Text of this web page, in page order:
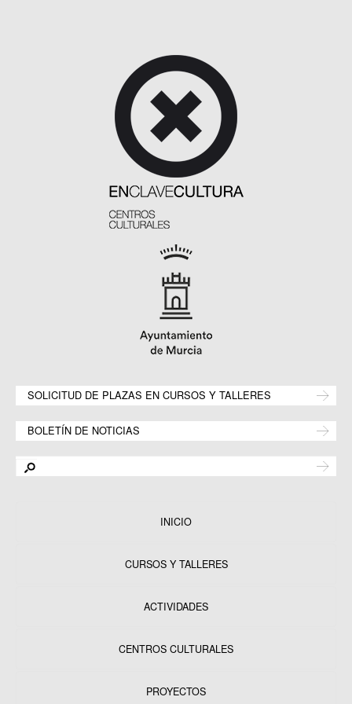
SOLICITUD DE PLAZAS EN CURSOS Y TALLERES
BOLETÍN DE NOTICIAS
INICIO
CURSOS Y TALLERES
ACTIVIDADES
CENTROS CULTURALES
PROYECTOS